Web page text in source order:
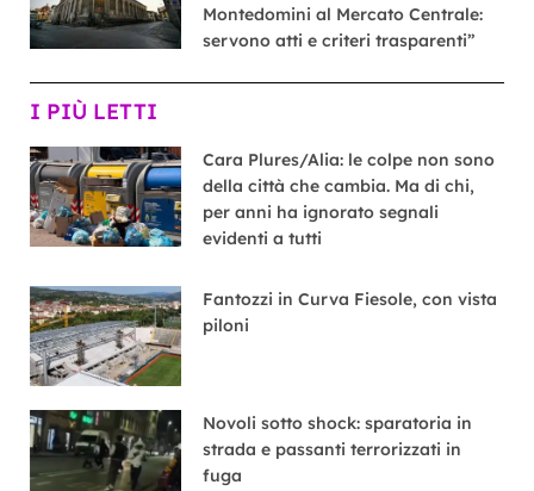
Montedomini al Mercato Centrale:
servono atti e criteri trasparenti”
I PIÙ LETTI
Cara Plures/Alia: le colpe non sono
della città che cambia. Ma di chi,
per anni ha ignorato segnali
evidenti a tutti
Fantozzi in Curva Fiesole, con vista
piloni
Novoli sotto shock: sparatoria in
strada e passanti terrorizzati in
fuga